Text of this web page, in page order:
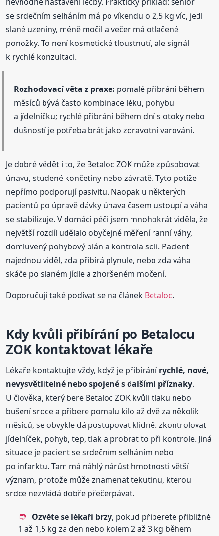
se srdečním selháním má po víkendu o 2,5 kg víc, jedl
slané uzeniny, méně močil a večer má otlačené
ponožky. To není kosmetické tloustnutí, ale signál
k rychlé konzultaci.
Rozhodovací věta z praxe: pomalé přibrání během
měsíců bývá často kombinace léku, pohybu
a jídelníčku; rychlé přibrání během dní s otoky nebo
dušností je potřeba brát jako zdravotní varování.
Je dobré vědět i to, že Betaloc ZOK může způsobovat
únavu, studené končetiny nebo závratě. Tyto potíže
nepřímo podporují pasivitu. Naopak u některých
pacientů po úpravě dávky únava časem ustoupí a váha
se stabilizuje. V domácí péči jsem mnohokrát viděla, že
největší rozdíl udělalo obyčejné měření ranní váhy,
domluvený pohybový plán a kontrola soli. Pacient
najednou viděl, zda přibírá plynule, nebo zda váha
skáče po slaném jídle a zhoršeném močení.
Doporučuji také podívat se na článek Betaloc.
Kdy kvůli přibírání po Betalocu
ZOK kontaktovat lékaře
Lékaře kontaktujte vždy, když je přibíránírychlé, nové,
nevysvětlitelné nebo spojené s dalšími příznaky.
U člověka, který bere Betaloc ZOK kvůli tlaku nebo
bušení srdce a přibere pomalu kilo až dvě za několik
měsíců, se obvykle dá postupovat klidně: zkontrolovat
jídelníček, pohyb, tep, tlak a probrat to při kontrole. Jiná
situace je pacient se srdečním selháním nebo
po infarktu. Tam má náhlý nárůst hmotnosti větší
význam, protože může znamenat tekutinu, kterou
srdce nezvládá dobře přečerpávat.
Ozvěte se lékaři brzy, pokud přiberete přibližně
1 až 1,5 kg za den nebo kolem 2 až 3 kg během